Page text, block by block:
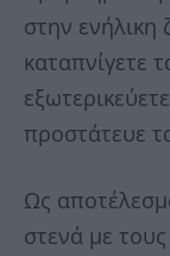
στην ενήλικη
καταπνίγετε
προστάτευε
Ως
στενά με